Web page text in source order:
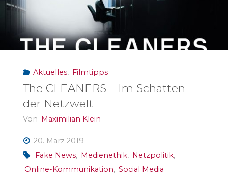
Aktuelles, Filmtipps
The CLEANERS – Im Schatten
der Netzwelt
Von Maximilian Klein
20. März 2019
Fake News, Medienethik, Netzpolitik,
Online-Kommunikation, Social Media